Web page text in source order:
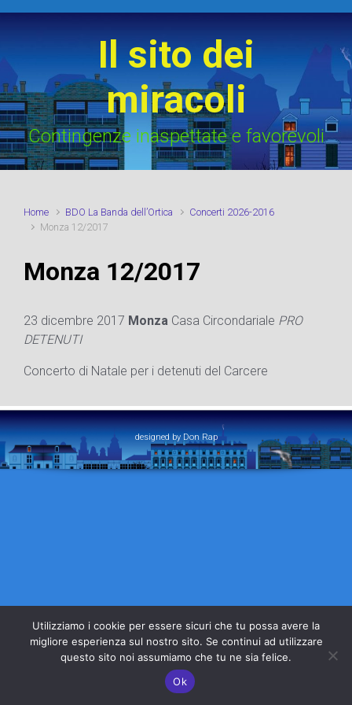
Il sito dei
miracoli
Contingenze inaspettate e favorevoli
Home BDO La Banda dell’Ortica
Concerti 2026-2016
Monza 12/2017
Monza 12/2017
23 dicembre 2017 Monza Casa Circondariale PRO
DETENUTI
Concerto di Natale per i detenuti del Carcere
designed by Don Rap
Utilizziamo i cookie per essere sicuri che tu possa avere la
migliore esperienza sul nostro sito. Se continui ad utilizzare
questo sito noi assumiamo che tu ne sia felice.
Ok